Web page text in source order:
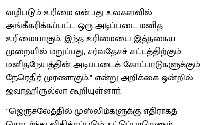
வழிபடும் உரிமை என்பது உலகளவில்
அங்கீகரிக்கப்பட்ட ஒரு அடிப்படை மனித
உரிமையாகும். இந்த உரிமையை இத்தகைய
முறையில் மறுப்பது, சர்வதேசச் சட்டத்திற்கும்
மனிதநேயத்தின் அடிப்படைக் கோட்பாடுகளுக்கும்
நேரெதிர் முரணாகும்.” என்று அறிக்கை ஒன்றில்
ஜவாஹிருல்லா கூறியுள்ளார்.
”ஜெருசலேத்தில் முஸ்லிம்களுக்கு எதிராகத்